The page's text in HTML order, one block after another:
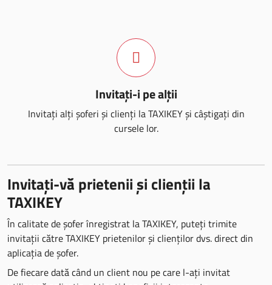
Invitați-i pe alții
Invitați alți șoferi și clienți la TAXIKEY și câștigați din
cursele lor.
Invitați-vă prietenii și clienții la
TAXIKEY
În calitate de șofer înregistrat la TAXIKEY, puteți trimite
invitații către TAXIKEY prietenilor și clienților dvs. direct din
aplicația de șofer.
De fiecare dată când un client nou pe care l-ați invitat